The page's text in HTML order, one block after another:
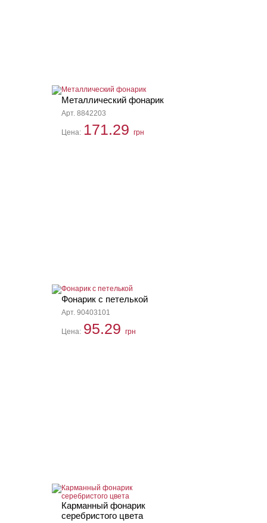
Металлический фонарик
Арт. 8842203
Цена: 171.29 грн
Фонарик с петелькой
Арт. 90403101
Цена: 95.29 грн
Карманный фонарик
серебристого цвета